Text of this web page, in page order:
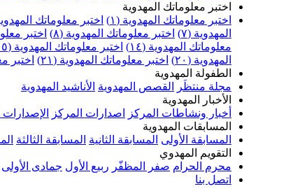
اختبر معلوماتك المهدوية
اختبر معلوماتك المهدوية (١)
اختبر معلوماتك
المهدوية (٧)
اختبر معلوماتك المهدوية (٨) اختبر
معلوماتك المهدوية (١٤)
اختبر معلوماتك المهدوية (١٥)
المهدوية (٢٠)
اختبر معلوماتك المهدوية (٢١) اختبر
الطفولة المهدوية
مجلة منتظَر
القصص المهدوية الأناشيد المهدوية
الأخبار المهدوية
أخبار ونشاطات المركز
اصدارات المركز الإصدارات
المسابقات المهدوية
المسابقة الأولى المسابقة الثانية المسابقة الثالثة
التقويم المهدوي
محرم الحرام صفر المظفّر ربيع الأول جمادى الأولى
اتصل بنا